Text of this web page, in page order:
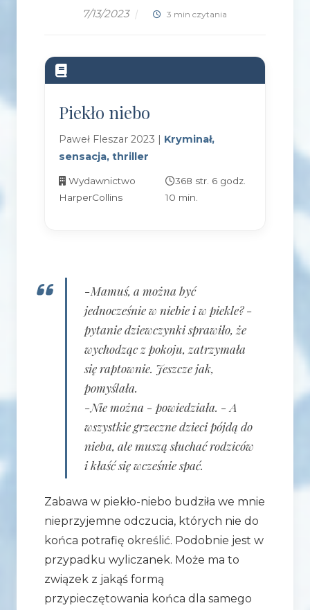
7/13/2023 | 3 min czytania
Piekło niebo
Paweł Fleszar 2023 | Kryminał,
sensacja, thriller
Wydawnictwo
HarperCollins
368 str. 6 godz.
10 min.
-Mamuś, a można być
jednocześnie w niebie i w piekle? -
pytanie dziewczynki sprawiło, że
wychodząc z pokoju, zatrzymała
się raptownie. Jeszcze jak,
pomyślała.
-Nie można - powiedziała. - A
wszystkie grzeczne dzieci pójdą do
nieba, ale muszą słuchać rodziców
i kłaść się wcześnie spać.
Zabawa w piekło-niebo budziła we mnie
nieprzyjemne odczucia, których nie do
końca potrafię określić. Podobnie jest w
przypadku wyliczanek. Może ma to
związek z jakąś formą
przypieczętowania końca dla samego